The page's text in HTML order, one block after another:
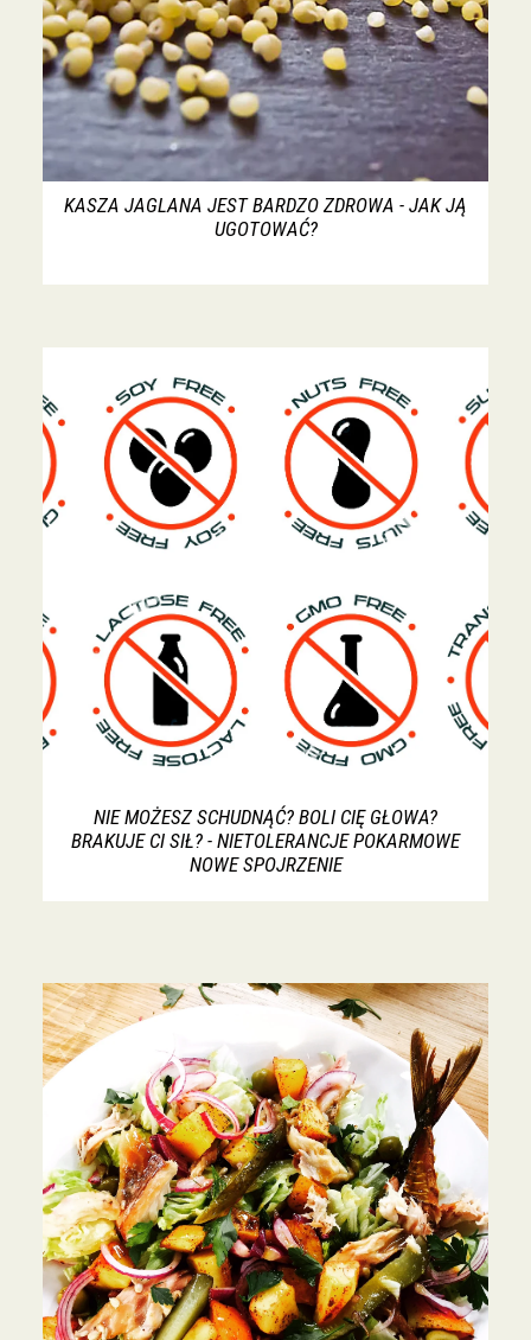
KASZA JAGLANA JEST BARDZO ZDROWA - JAK JĄ
UGOTOWAĆ?
NIE MOŻESZ SCHUDNĄĆ? BOLI CIĘ GŁOWA?
BRAKUJE CI SIŁ? - NIETOLERANCJE POKARMOWE
NOWE SPOJRZENIE